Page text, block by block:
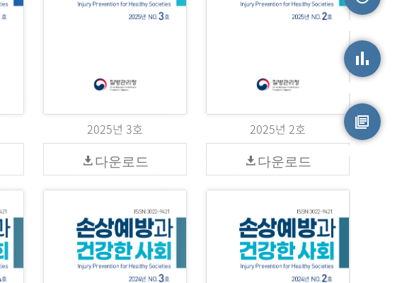
2025년 3호
다운로드
2025년 2호
다운로드
원시자료